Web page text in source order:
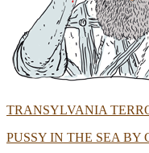
TRANSYLVANIA
PUSSY IN THE SEA BY